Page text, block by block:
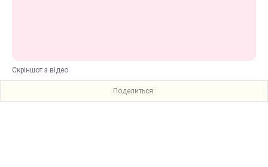
Скріншот з відео
Поделиться: